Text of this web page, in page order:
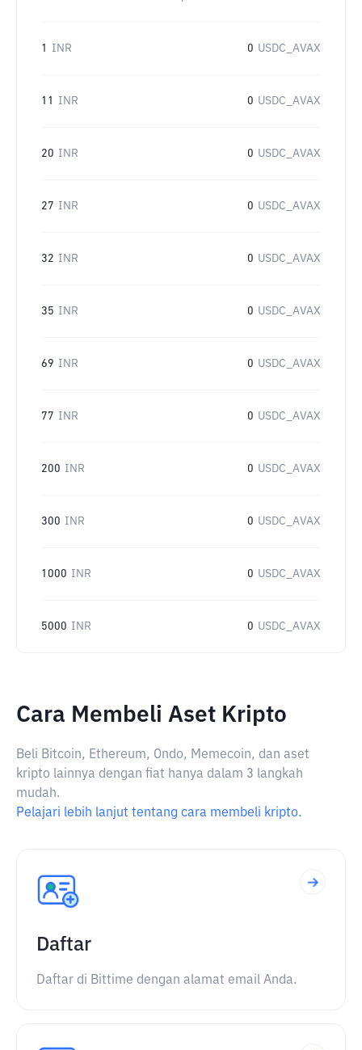
1 INR 0 USDC_AVAX
11 INR 0 USDC_AVAX
20 INR 0 USDC_AVAX
27 INR 0 USDC_AVAX
32 INR 0 USDC_AVAX
35 INR 0 USDC_AVAX
69 INR 0 USDC_AVAX
77 INR 0 USDC_AVAX
200 INR 0 USDC_AVAX
300 INR 0 USDC_AVAX
1000 INR 0 USDC_AVAX
5000 INR 0 USDC_AVAX
Cara Membeli Aset Kripto
Beli Bitcoin, Ethereum, Ondo, Memecoin, dan aset
kripto lainnya dengan fiat hanya dalam 3 langkah
mudah.
Pelajari lebih lanjut tentang cara membeli kripto.
Daftar
Daftar di Bittime dengan alamat email Anda.